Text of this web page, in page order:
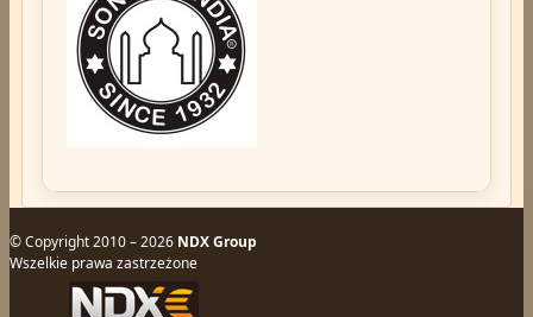
© Copyright 2010 – 2026 NDX Group
Wszelkie prawa zastrzeżone